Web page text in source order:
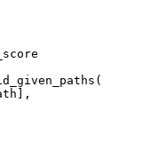
(
],